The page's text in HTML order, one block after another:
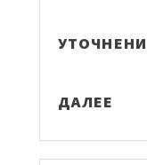
ДАЛЕЕ